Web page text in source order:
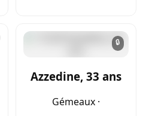
🔒
Azzedine, 33 ans
Gémeaux ·